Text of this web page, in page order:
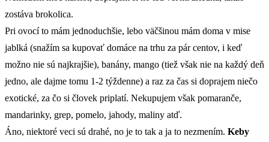
zostáva brokolica.
Pri ovocí to mám jednoduchšie, lebo väčšinou mám doma v mise
jablká (snažím sa kupovať domáce na trhu za pár centov, i keď
možno nie sú najkrajšie), banány, mango (tiež však nie na každý deň
jedno, ale dajme tomu 1-2 týždenne) a raz za čas si doprajem niečo
exotické, za čo si človek priplatí. Nekupujem však pomaranče,
mandarinky, grep, pomelo, jahody, maliny atď.
Áno, niektoré veci sú drahé, no je to tak a ja to nezmením. Keby